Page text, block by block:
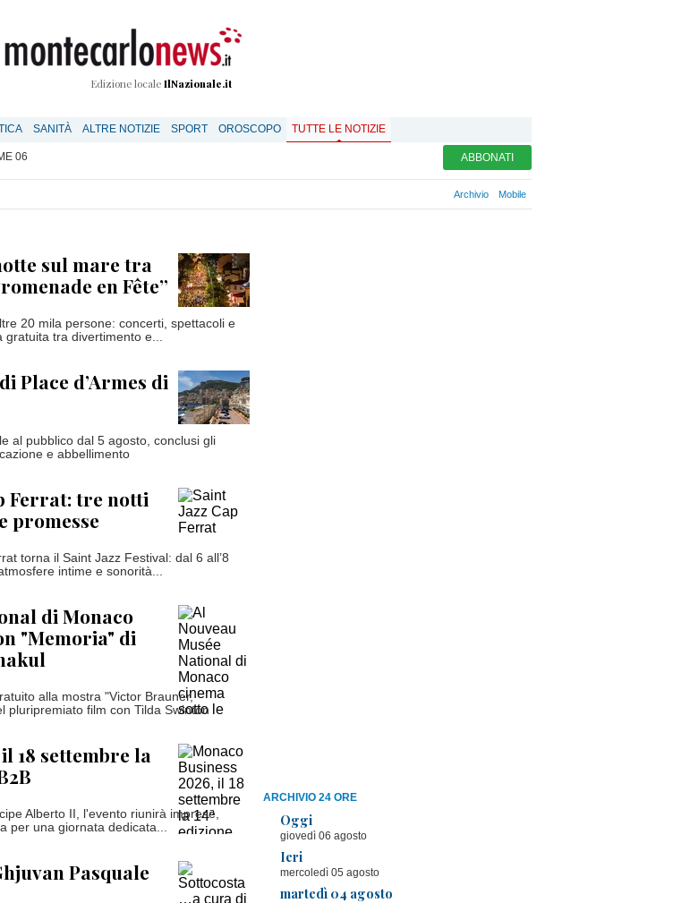
Edizione locale IlNazionale.it
SANITÀ ALTRE NOTIZIE SPORT OROSCOPO TUTTE LE NOTIZIE
06 ABBONATI
Archivio Mobile
ARCHIVIO 24 ORE
Oggi
giovedì 06 agosto
Ieri
mercoledì 05 agosto
martedì 04 agosto
sul mare tra
en Fête”
20 mila persone: concerti, spettacoli e
gratuita tra divertimento e...
Place d’Armes di
al pubblico dal 5 agosto, conclusi gli
e abbellimento
Ferrat: tre notti
promesse
torna il Saint Jazz Festival: dal 6 all’8
intime e sonorità...
di Monaco
"Memoria" di
alla mostra "Victor Brauner,
pluripremiato film con Tilda Swinton
18 settembre la
Alberto II, l'evento riunirà imprese,
per una giornata dedicata...
Pasquale